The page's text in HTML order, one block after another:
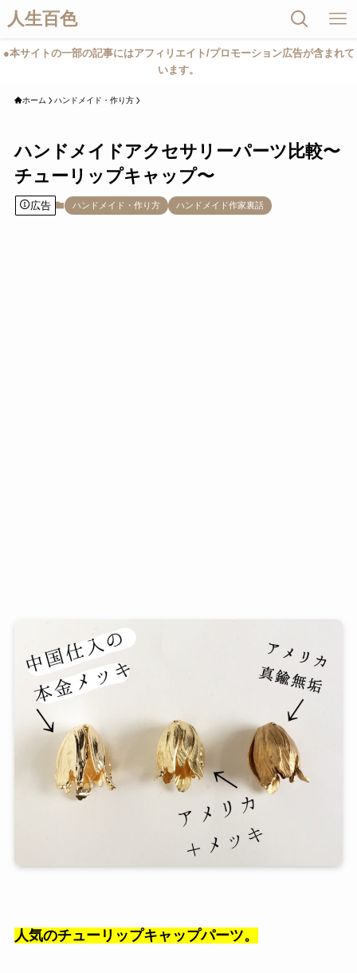
人生百色
●本サイトの一部の記事にはアフィリエイト/プロモーション広告が含まれて
います。
ホーム ハンドメイド・作り方
ハンドメイドアクセサリーパーツ比較〜
チューリップキャップ〜
広告 ハンドメイド・作り方 ハンドメイド作家裏話
人気のチューリップキャップパーツ。